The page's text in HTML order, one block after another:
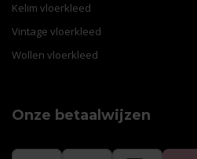
Kelim vloerkleed
Vintage vloerkleed
Wollen vloerkleed
Onze betaalwijzen